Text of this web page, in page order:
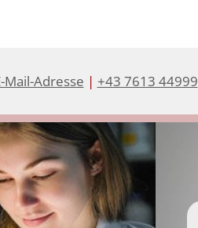
Mail-Adresse | +43 7613 44999